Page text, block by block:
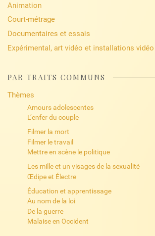
Animation
Court-métrage
Documentaires et essais
Expérimental, art vidéo et installations vidéo
PAR TRAITS COMMUNS
Thèmes
Amours adolescentes
L’enfer du couple
Filmer la mort
Filmer le travail
Mettre en scène le politique
Les mille et un visages de la sexualité
Œdipe et Électre
Éducation et apprentissage
Au nom de la loi
De la guerre
Malaise en Occident